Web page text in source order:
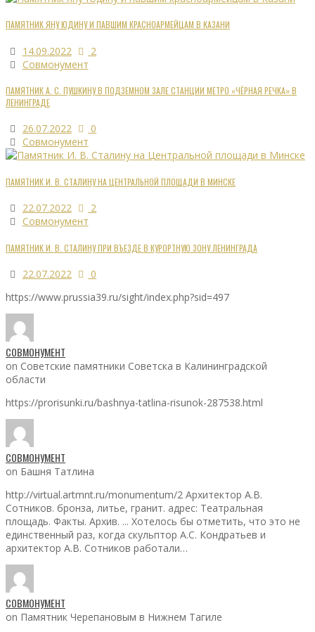
ПАМЯТНИК ЯНУ ЮДИНУ И ПАВШИМ КРАСНОАРМЕЙЦАМ В КАЗАНИ
14.09.2022
2
Совмонумент
ПАМЯТНИК А. С. ПУШКИНУ В ПОДЗЕМНОМ ЗАЛЕ СТАНЦИИ МЕТРО «ЧЁРНАЯ РЕЧКА» В
ЛЕНИНГРАДЕ
26.07.2022
0
Совмонумент
ПАМЯТНИК И. В. СТАЛИНУ НА ЦЕНТРАЛЬНОЙ ПЛОЩАДИ В МИНСКЕ
22.07.2022
2
Совмонумент
ПАМЯТНИК И. В. СТАЛИНУ ПРИ ВЪЕЗДЕ В КУРОРТНУЮ ЗОНУ ЛЕНИНГРАДА
22.07.2022
0
https://www.prussia39.ru/sight/index.php?sid=497
СОВМОНУМЕНТ
on Советские памятники Советска в Калининградской
области
https://prorisunki.ru/bashnya-tatlina-risunok-287538.html
СОВМОНУМЕНТ
on Башня Татлина
http://virtual.artmnt.ru/monumentum/2 Архитектор А.В.
Сотников. бронза, литье, гранит. адрес: Театральная
площадь. Факты. Архив. ... Хотелось бы отметить, что это не
единственный раз, когда скульптор А.С. Кондратьев и
архитектор А.В. Сотников работали…
СОВМОНУМЕНТ
on Памятник Черепановым в Нижнем Тагиле